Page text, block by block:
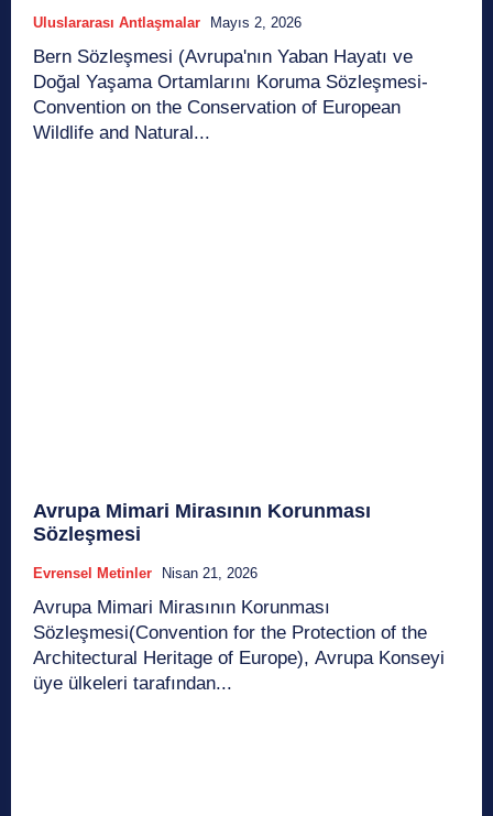
Uluslararası Antlaşmalar Mayıs 2, 2026
Bern Sözleşmesi (Avrupa'nın Yaban Hayatı ve
Doğal Yaşama Ortamlarını Koruma Sözleşmesi-
Convention on the Conservation of European
Wildlife and Natural...
Avrupa Mimari Mirasının Korunması
Sözleşmesi
Evrensel Metinler Nisan 21, 2026
Avrupa Mimari Mirasının Korunması
Sözleşmesi(Convention for the Protection of the
Architectural Heritage of Europe), Avrupa Konseyi
üye ülkeleri tarafından...